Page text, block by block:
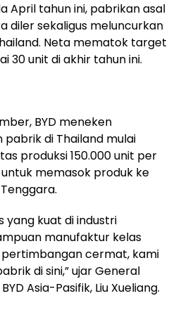
April tahun ini, pabrikan asal
diler sekaligus meluncurkan
Neta mematok target
30 unit di akhir tahun ini.
BYD meneken
di Thailand mulai
produksi 150.000 unit per
memasok produk ke
yang kuat di industri
manufaktur kelas
pertimbangan cermat, kami
di sini,” ujar General
Asia-Pasifik, Liu Xueliang.